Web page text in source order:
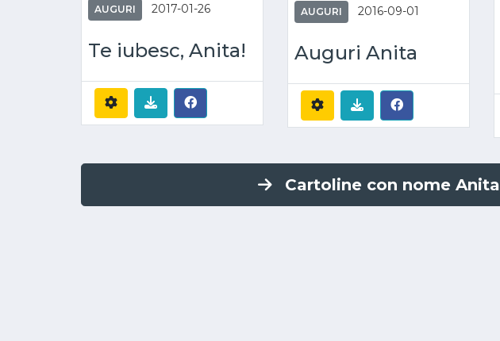
AUGURI 2017-01-26
Te iubesc, Anita!
AUGURI 2016-09-01
Auguri Anita
Cartoline con nome Anita